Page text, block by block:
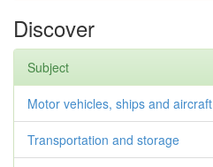
Discover
Subject
Motor vehicles, ships and aircraft
Transportation and storage